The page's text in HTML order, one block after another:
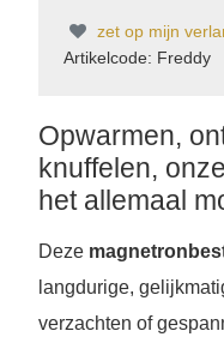
zet op mijn
Artikelcode: Freddy
Opwarmen,
knuffelen,
het allemaal
Deze
langdurige,
verzachten of